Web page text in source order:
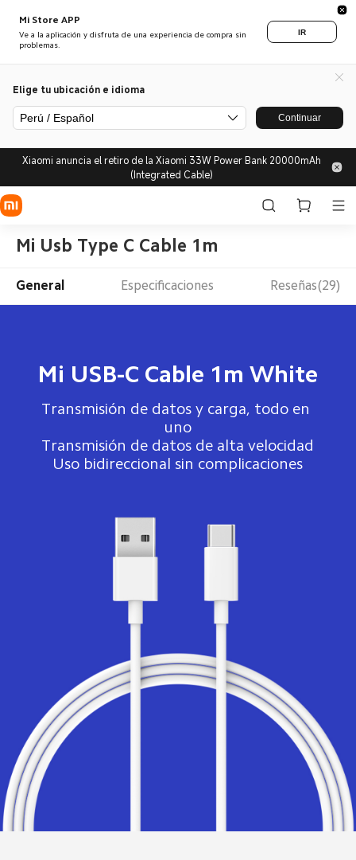
Mi Store APP
Ve a la aplicación y disfruta de una experiencia de compra sin
problemas.
IR
Elige tu ubicación e idioma
Perú / Español Continuar
Xiaomi anuncia el retiro de la Xiaomi 33W Power Bank 20000mAh
(Integrated Cable)
Mi Usb Type C Cable 1m
General Especificaciones Reseñas(29)
Mi USB-C Cable 1m White
Transmisión de datos y carga, todo en
uno
Transmisión de datos de alta velocidad
Uso bidireccional sin complicaciones